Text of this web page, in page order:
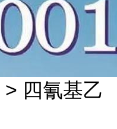
> 四氰基乙